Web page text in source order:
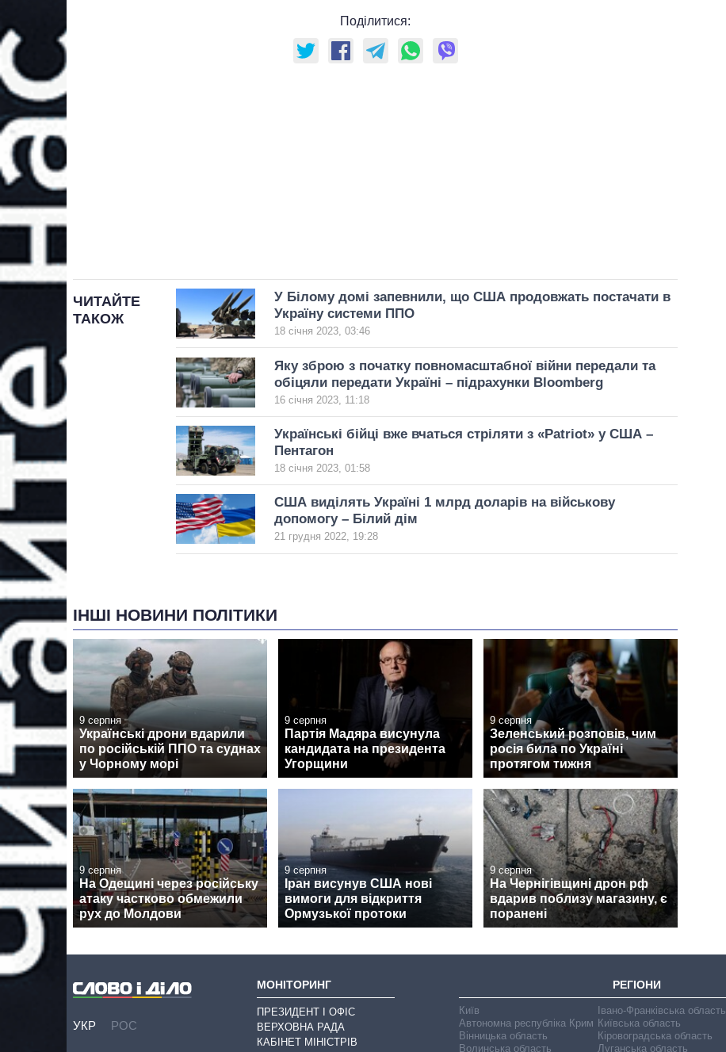
Поділитися:
ЧИТАЙТЕ
ТАКОЖ
У Білому домі запевнили, що США продовжать постачати в
Україну системи ППО
18 січня 2023, 03:46
Яку зброю з початку повномасштабної війни передали та
обіцяли передати Україні – підрахунки Bloomberg
16 січня 2023, 11:18
Українські бійці вже вчаться стріляти з «Patriot» у США –
Пентагон
18 січня 2023, 01:58
США виділять Україні 1 млрд доларів на військову
допомогу – Білий дім
21 грудня 2022, 19:28
ІНШІ НОВИНИ ПОЛІТИКИ
9 серпня
Українські дрони вдарили
по російській ППО та суднах
у Чорному морі
9 серпня
Партія Мадяра висунула
кандидата на президента
Угорщини
9 серпня
Зеленський розповів, чим
росія била по Україні
протягом тижня
9 серпня
На Одещині через російську
атаку частково обмежили
рух до Молдови
9 серпня
Іран висунув США нові
вимоги для відкриття
Ормузької протоки
9 серпня
На Чернігівщині дрон рф
вдарив поблизу магазину, є
поранені
УКР РОС
МОНІТОРИНГ
ПРЕЗИДЕНТ І ОФІС
ВЕРХОВНА РАДА
КАБІНЕТ МІНІСТРІВ
РЕГІОНИ
Київ
Автономна республіка Крим
Вінницька область
Волинська область
Івано-Франківська область
Київська область
Кіровоградська область
Луганська область